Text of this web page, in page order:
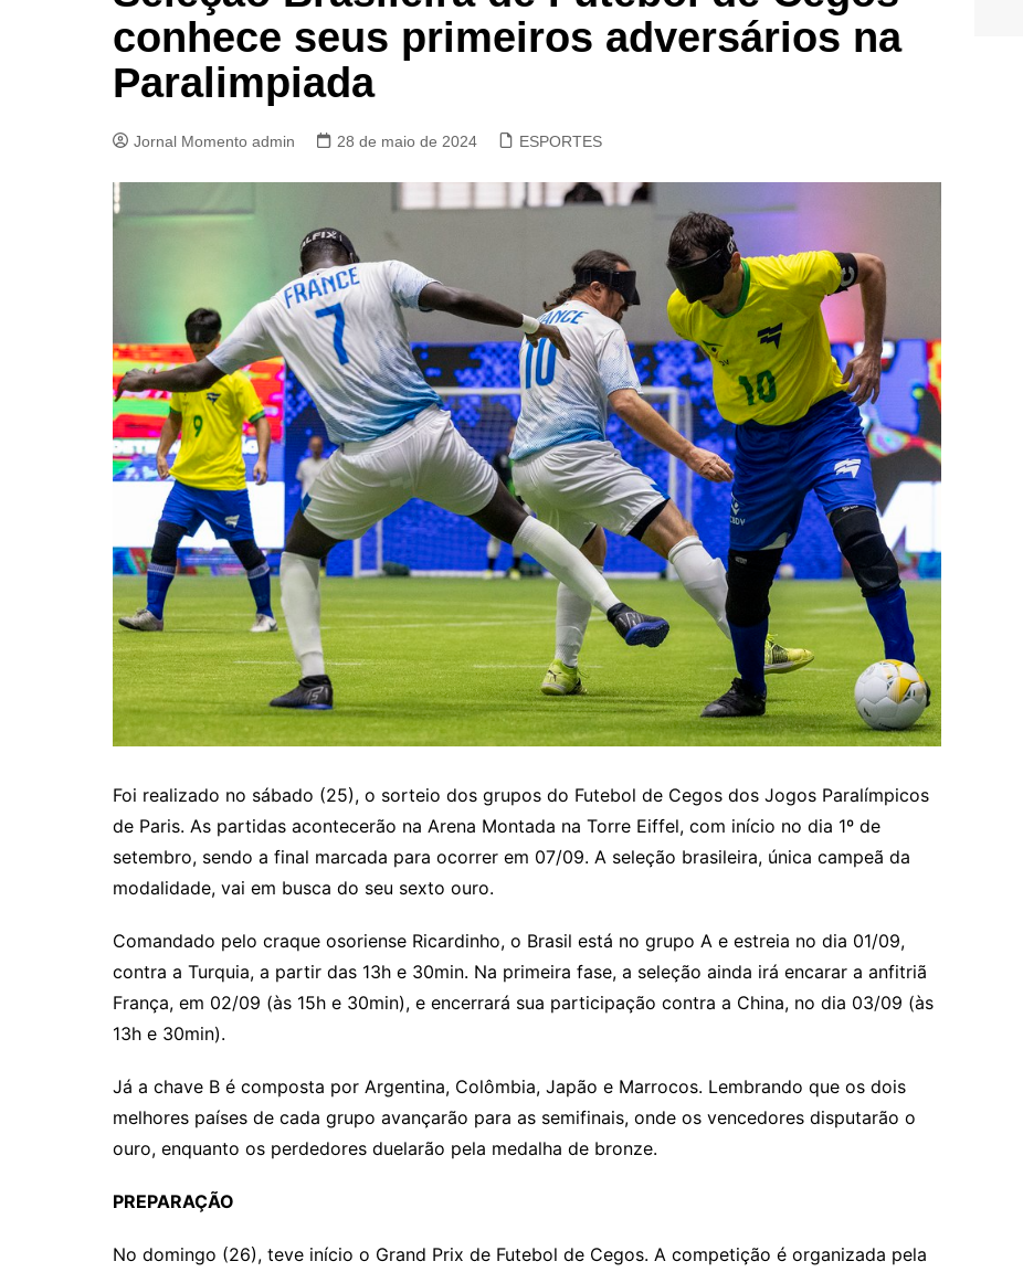
conhece seus primeiros adversários na
Paralimpiada
Jornal Momento admin 28 de maio de 2024 ESPORTES
Foi realizado no sábado (25), o sorteio dos grupos do Futebol de Cegos dos Jogos Paralímpicos
de Paris. As partidas acontecerão na Arena Montada na Torre Eiffel, com início no dia 1º de
setembro, sendo a final marcada para ocorrer em 07/09. A seleção brasileira, única campeã da
modalidade, vai em busca do seu sexto ouro.
Comandado pelo craque osoriense Ricardinho, o Brasil está no grupo A e estreia no dia 01/09,
contra a Turquia, a partir das 13h e 30min. Na primeira fase, a seleção ainda irá encarar a anfitriã
França, em 02/09 (às 15h e 30min), e encerrará sua participação contra a China, no dia 03/09 (às
13h e 30min).
Já a chave B é composta por Argentina, Colômbia, Japão e Marrocos. Lembrando que os dois
melhores países de cada grupo avançarão para as semifinais, onde os vencedores disputarão o
ouro, enquanto os perdedores duelarão pela medalha de bronze.
PREPARAÇÃO
No domingo (26), teve início o Grand Prix de Futebol de Cegos. A competição é organizada pela